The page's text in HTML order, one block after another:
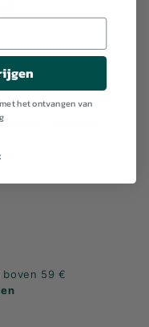
van meer
59 €
het ontvangen van